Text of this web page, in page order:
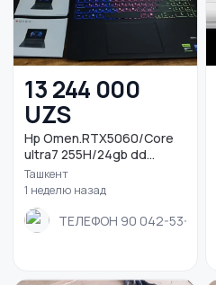
13 244 000
UZS
Hp Omen.RTX5060/Core
ultra7 255H/24gb dd...
Ташкент
1 неделю назад
ТЕЛЕФОН 90 042-53-07